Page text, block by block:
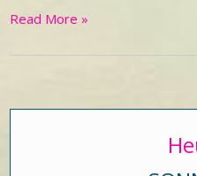
Read More »